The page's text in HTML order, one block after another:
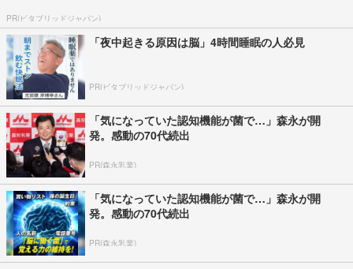
PR(ビタブリッドジャパン)
「夜中起きる原因は脳」4時間睡眠の人必見
PR(ビタブリッドジャパン)
「気になっていた認知機能が菌で…」森永が開
発。感動の70代続出
PR(森永乳業)
「気になっていた認知機能が菌で…」森永が開
発。感動の70代続出
PR(森永乳業)